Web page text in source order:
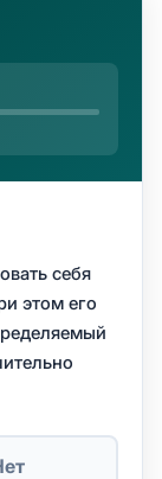
себя
этом его